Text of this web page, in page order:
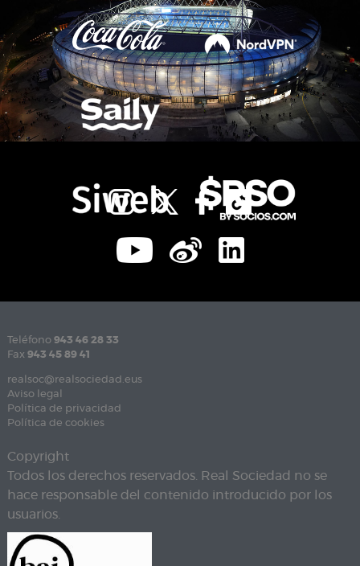
Teléfono 943 46 28 33
Fax 943 45 89 41
realsoc@realsociedad.eus
Aviso legal
Política de privacidad
Política de cookies
Copyright
Todos los derechos reservados. Real Sociedad no se
hace responsable del contenido introducido por los
usuarios.